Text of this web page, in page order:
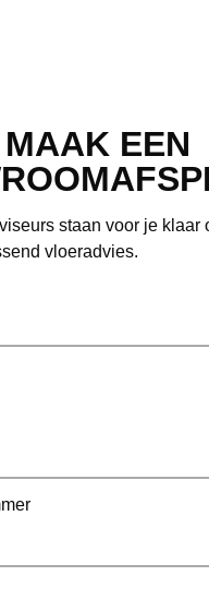
MAAK EEN
staan voor je klaar
vloeradvies.